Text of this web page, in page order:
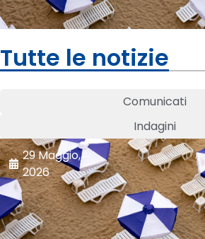
Tutte le notizie
Comunicati
Indagini
29 Maggio,
2026